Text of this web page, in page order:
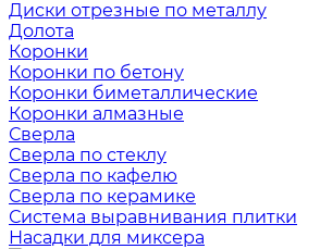
Диски отрезные по металлу
Долота
Коронки
Коронки по бетону
Коронки биметаллические
Коронки алмазные
Сверла
Сверла по стеклу
Сверла по кафелю
Сверла по керамике
Система выравнивания плитки
Насадки для миксера